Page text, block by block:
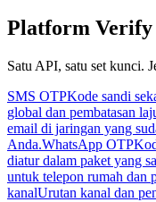
Platform Verify
Satu API, satu set kunci.
SMS OTPKode sandi
global dan pembatasan
email di jaringan yang
Anda.WhatsApp OTP
diatur dalam paket yang
untuk telepon rumah dan
kanalUrutan kanal dan